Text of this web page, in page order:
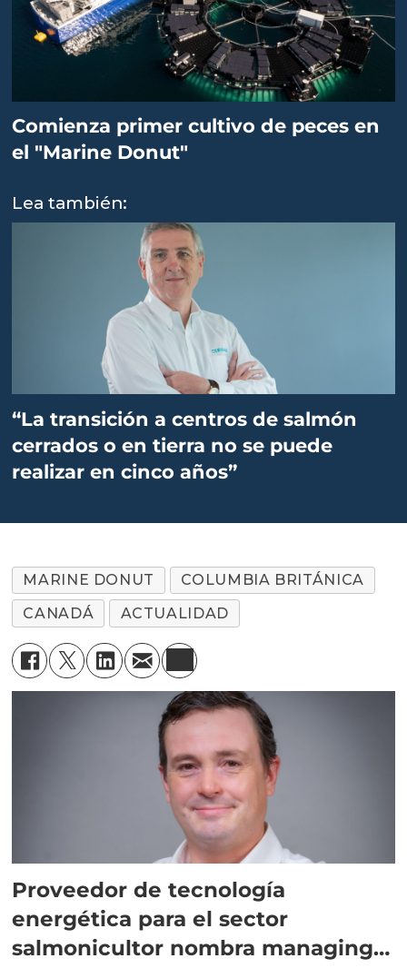
Comienza primer cultivo de peces en
el "Marine Donut"
Lea también:
“La transición a centros de salmón
cerrados o en tierra no se puede
realizar en cinco años”
MARINE DONUT
COLUMBIA BRITÁNICA
CANADÁ
ACTUALIDAD
Proveedor de tecnología
energética para el sector
salmonicultor nombra managing